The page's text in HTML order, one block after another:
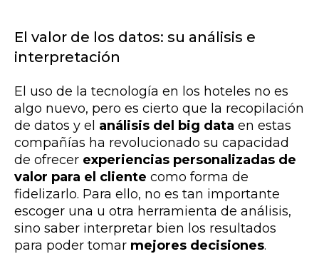
El valor de los datos: su análisis e
interpretación
El uso de la tecnología en los hoteles no es
algo nuevo, pero es cierto que la recopilación
de datos y el análisis del big data en estas
compañías ha revolucionado su capacidad
de ofrecer experiencias personalizadas de
valor para el cliente como forma de
fidelizarlo. Para ello, no es tan importante
escoger una u otra herramienta de análisis,
sino saber interpretar bien los resultados
para poder tomar mejores decisiones.